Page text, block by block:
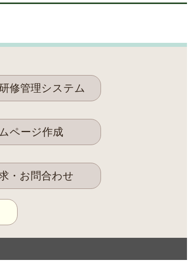
修管理システム
ページ作成
・お問合わせ